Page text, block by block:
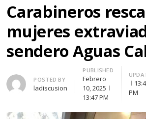
Carabineros
mujeres
sendero Aguas
Author
POSTED BY
ladiscusion
PUBLISHED
Febrero
10, 2025
13:47 PM
PM